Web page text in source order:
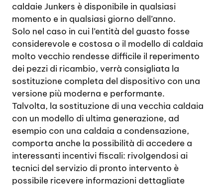
caldaie Junkers è disponibile in qualsiasi
momento e in qualsiasi giorno dell’anno.
Solo nel caso in cui l’entità del guasto fosse
considerevole e costosa o il modello di caldaia
molto vecchio rendesse difficile il reperimento
dei pezzi di ricambio, verrà consigliata la
sostituzione completa del dispositivo con una
versione più moderna e performante.
Talvolta, la sostituzione di una vecchia caldaia
con un modello di ultima generazione, ad
esempio con una caldaia a condensazione,
comporta anche la possibilità di accedere a
interessanti incentivi fiscali: rivolgendosi ai
tecnici del servizio di pronto intervento è
possibile ricevere informazioni dettagliate